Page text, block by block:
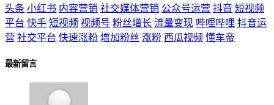
头条 小红书 内容营销 社交媒体营销 公众号运营 抖音 短视频
平台 快手 短视频 视频号 粉丝增长 流量变现 哔哩哔哩 抖音运
营 社交平台 快速涨粉 增加粉丝 涨粉 西瓜视频 懂车帝
最新留言